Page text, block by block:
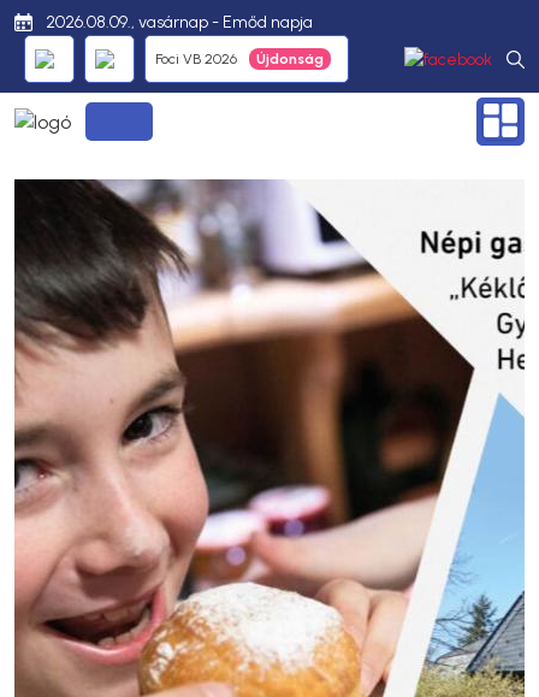
2026.08.09., vasárnap - Emőd napja
Foci VB 2026